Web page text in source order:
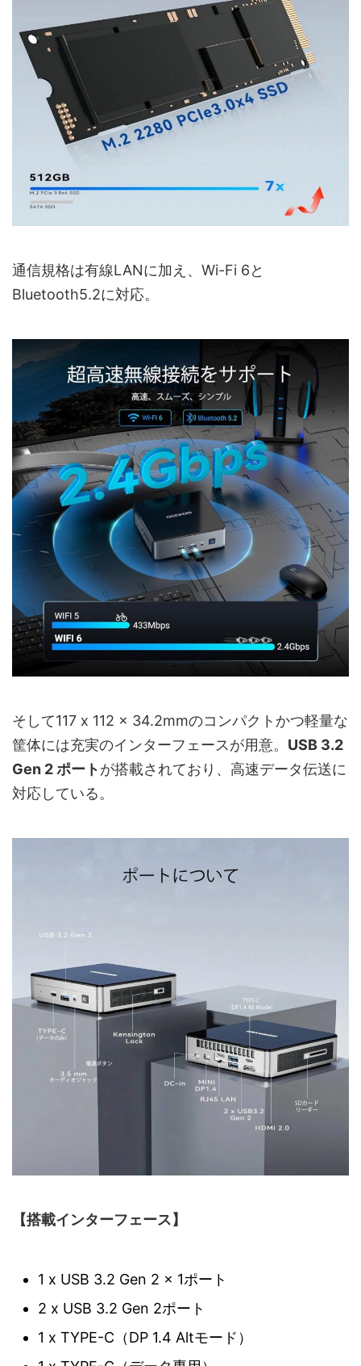
通信規格は有線LANに加え、Wi-Fi 6と
Bluetooth5.2に対応。
そして117 x 112 x 34.2mmのコンパクトかつ軽量な
筐体には充実のインターフェースが用意。 USB 3.2
Gen 2 ポートが搭載されており、高速データ伝送に
対応している。
【搭載インターフェース】
1 x USB 3.2 Gen 2 x 1ポート
2 x USB 3.2 Gen 2ポート
1 x TYPE-C（DP 1.4 Altモード）